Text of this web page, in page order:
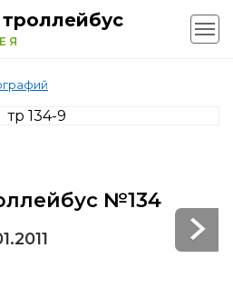
№134